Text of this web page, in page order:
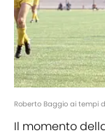
Roberto Baggio ai tempi
Il momento